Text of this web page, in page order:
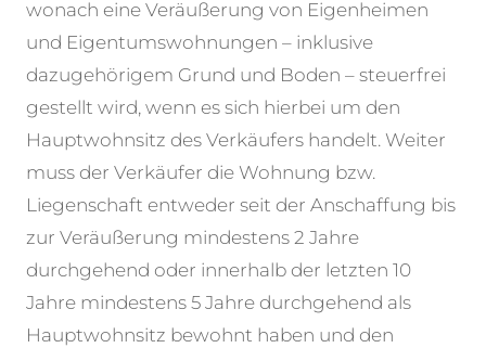
wonach eine Veräußerung von Eigenheimen
und Eigentumswohnungen – inklusive
dazugehörigem Grund und Boden – steuerfrei
gestellt wird, wenn es sich hierbei um den
Hauptwohnsitz des Verkäufers handelt. Weiter
muss der Verkäufer die Wohnung bzw.
Liegenschaft entweder seit der Anschaffung bis
zur Veräußerung mindestens 2 Jahre
durchgehend oder innerhalb der letzten 10
Jahre mindestens 5 Jahre durchgehend als
Hauptwohnsitz bewohnt haben und den